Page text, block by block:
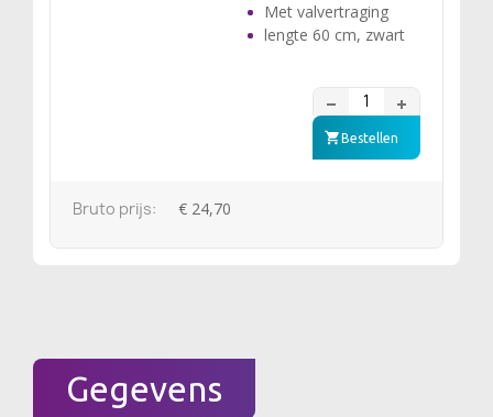
Met valvertraging
lengte 60 cm, zwart
Bestellen
Bruto prijs: € 24,70
Gegevens